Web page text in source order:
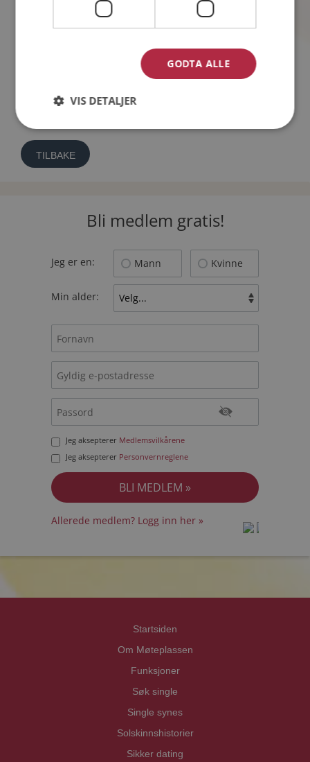
Hvor går grensen for utroskap?
TILBAKE
Bli medlem gratis!
Jeg er en: Mann Kvinne
Min alder:
Jeg aksepterer Medlemsvilkårene
Jeg aksepterer Personvernreglene
Allerede medlem? Logg inn her »
Startsiden
Om Møteplassen
Funksjoner
Søk single
Single synes
Solskinnshistorier
Sikker dating
GODTA ALLE
VIS DETALJER